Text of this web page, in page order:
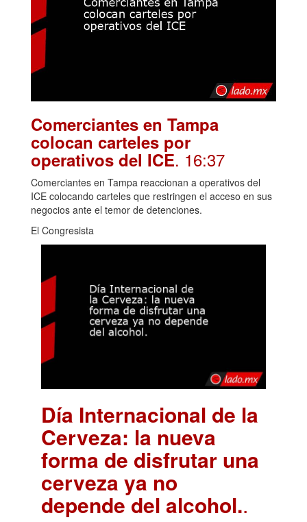
Comerciantes en Tampa
colocan carteles por
operativos del ICE. 16:37
Comerciantes en Tampa reaccionan a operativos del
ICE colocando carteles que restringen el acceso en sus
negocios ante el temor de detenciones.
El Congresista
Día Internacional de la
Cerveza: la nueva
forma de disfrutar una
cerveza ya no
depende del alcohol..